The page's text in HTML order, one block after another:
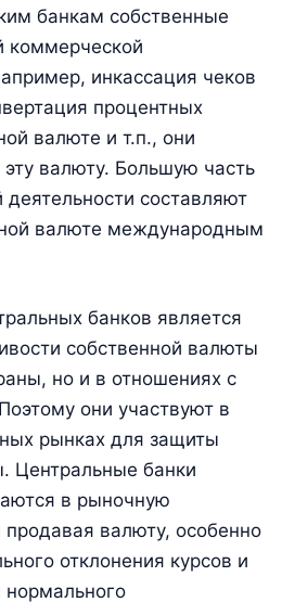
банкам собственные
коммерческой
инкассация чеков
процентных
валюте и т.п., они
валюту. Большую часть
составляют
валюте международным
банков является
собственной валюты
но и в отношениях с
они участвуют в
рынках для защиты
Центральные банки
в рыночную
валюту, особенно
отклонения курсов и
нормального